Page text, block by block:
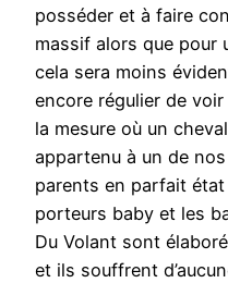
posséder et à faire
massif alors que pour
cela sera moins
encore régulier de voir
la mesure où un
appartenu à un de
parents en parfait
porteurs baby et les
Du Volant sont
et ils souffrent